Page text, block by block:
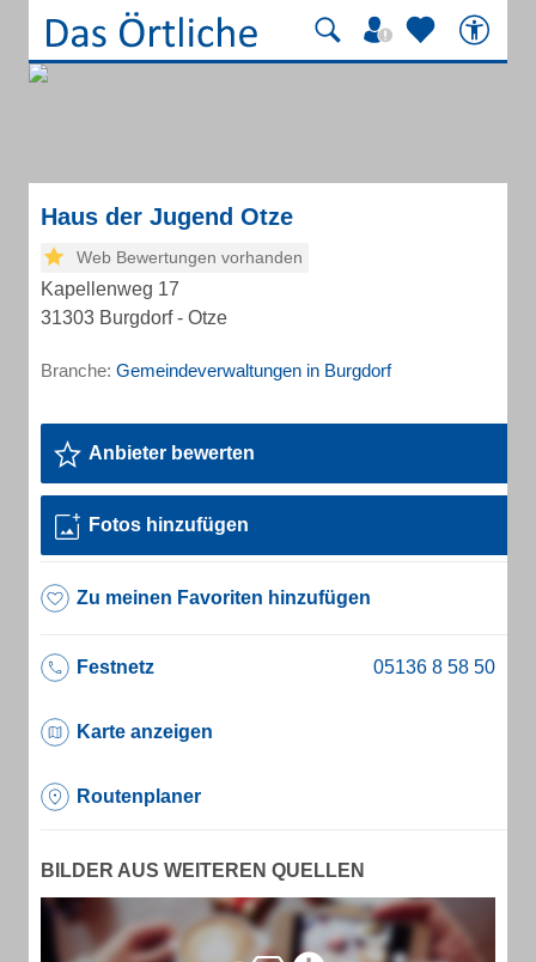
Haus der Jugend Otze
Web Bewertungen vorhanden
Kapellenweg 17
31303 Burgdorf - Otze
Branche: Gemeindeverwaltungen in Burgdorf
Anbieter bewerten
Fotos hinzufügen
Zu meinen Favoriten hinzufügen
Festnetz
Karte anzeigen
Routenplaner
BILDER AUS WEITEREN QUELLEN